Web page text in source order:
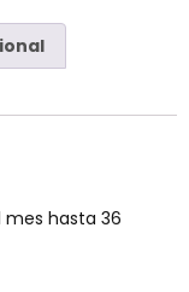
mes hasta 36